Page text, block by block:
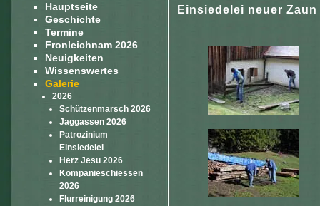
Hauptseite
Geschichte
Termine
Fronleichnam 2026
Neuigkeiten
Wissenswertes
Galerie
2026
Schützenmarsch 2026
Jaggassen 2026
Patrozinium
Einsiedelei
Herz Jesu 2026
Kompanieschiessen
2026
Flurreinigung 2026
Einsiedelei neuer Zaun